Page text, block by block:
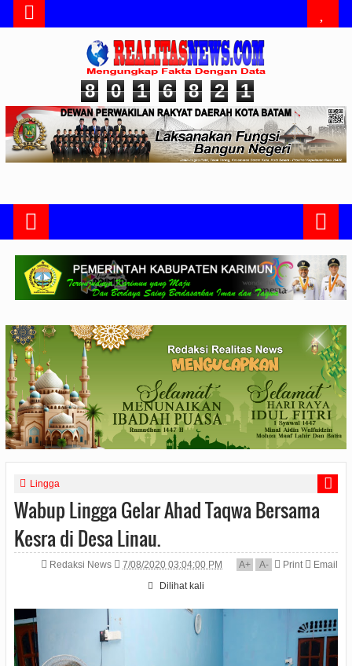
8 0 1 6 8 2 1
Lingga
Wabup Lingga Gelar Ahad Taqwa Bersama
Kesra di Desa Linau.
Redaksi News 7/08/2020 03:04:00 PM A+ A- Print
Email
Dilihat kali